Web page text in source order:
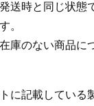
送時と同じ状態
。
庫のない商品に
に記載している